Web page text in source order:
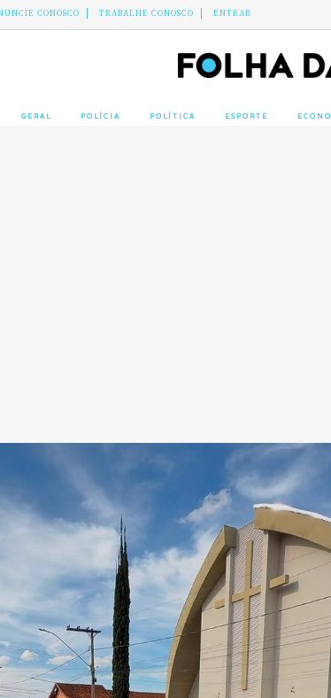
CONOSCO TRABALHE CONOSCO ENTRAR
GERAL POLÍCIA POLÍTICA ESPORTE